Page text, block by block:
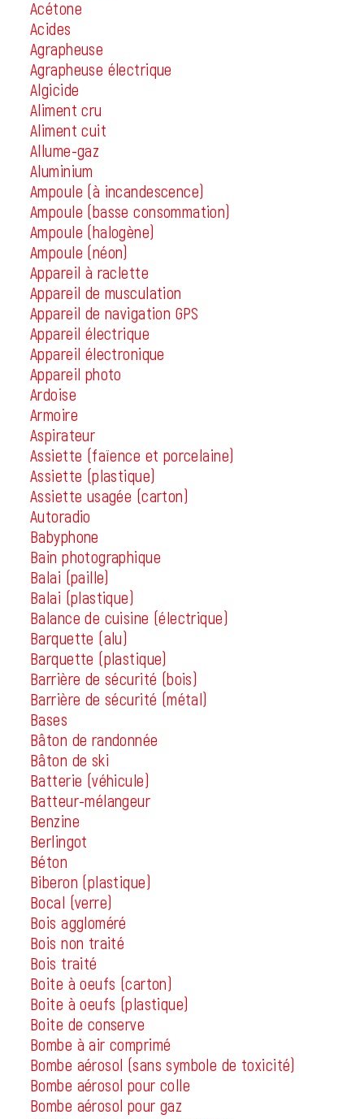
Acétone
Acides
Agrapheuse
Agrapheuse électrique
Algicide
Aliment cru
Aliment cuit
Allume-gaz
Aluminium
Ampoule (à incandescence)
Ampoule (basse consommation)
Ampoule (halogène)
Ampoule (néon)
Appareil à raclette
Appareil de musculation
Appareil de navigation GPS
Appareil électrique
Appareil électronique
Appareil photo
Ardoise
Armoire
Aspirateur
Assiette (faïence et porcelaine)
Assiette (plastique)
Assiette usagée (carton)
Autoradio
Babyphone
Bain photographique
Balai (paille)
Balai (plastique)
Balance de cuisine (électrique)
Barquette (alu)
Barquette (plastique)
Barrière de sécurité (bois)
Barrière de sécurité (métal)
Bases
Bâton de randonnée
Bâton de ski
Batterie (véhicule)
Batteur-mélangeur
Benzine
Berlingot
Béton
Biberon (plastique)
Bocal (verre)
Bois aggloméré
Bois non traité
Bois traité
Boite à oeufs (carton)
Boite à oeufs (plastique)
Boite de conserve
Bombe à air comprimé
Bombe aérosol (sans symbole de toxicité)
Bombe aérosol pour colle
Bombe aérosol pour gaz